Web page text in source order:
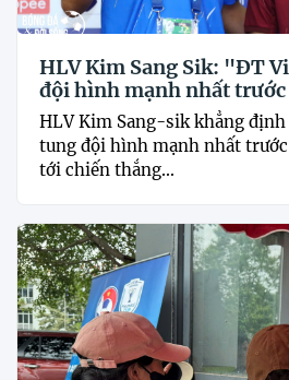
HLV Kim Sang Sik: "ĐT
đội hình mạnh nhất
HLV Kim Sang-sik khẳng định
tung đội hình mạnh nhất
tới chiến thắng...